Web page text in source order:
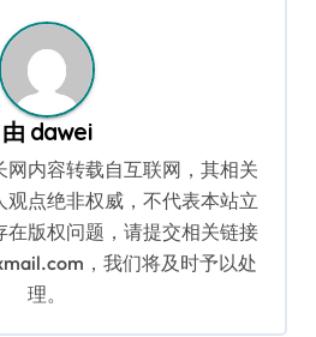
由 dawei
网内容转载自互联网，其相关
观点绝非权威，不代表本站立
在版权问题，请提交相关链接
，我们将及时予以处
理。